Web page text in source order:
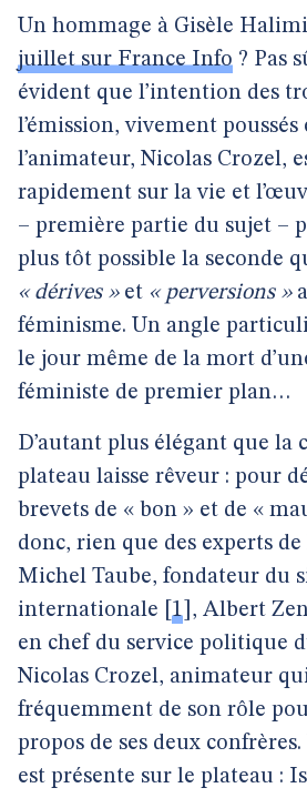
Un hommage à Gisèle
juillet sur France Info ? Pas
évident que l’intention des
l’émission, vivement poussés
l’animateur, Nicolas Crozel,
rapidement sur la vie et
– première partie du sujet –
plus tôt possible la seconde
« dérives »et « perversions »
féminisme. Un angle
le jour même de la mort
féministe de premier plan…
D’autant plus élégant que la
plateau laisse rêveur : pour
brevets de « bon » et de «
donc, rien que des experts
Michel Taube, fondateur du
internationale
1 , Albert
en chef du service politique
Nicolas Crozel, animateur
fréquemment de son rôle
propos de ses deux
est présente sur le plateau :